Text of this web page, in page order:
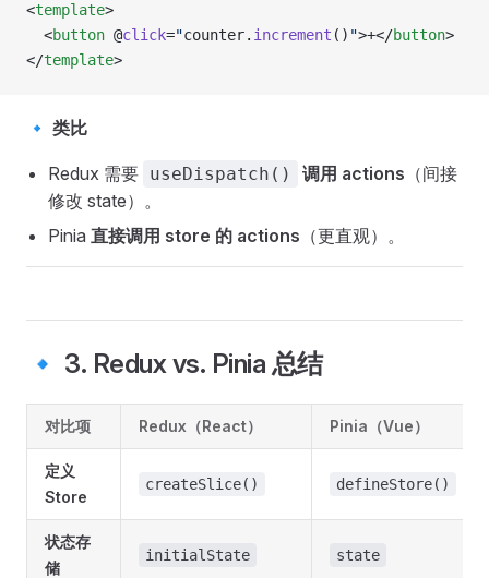
<template>
  <
button @click="counter. increment () ">+</button>
</template>
🔹 类比
Redux 需要 useDispatch() 调用 actions （间接
修改 state）。
Pinia 直接调用 store 的 actions （更直观）。
🔹 3. Redux vs. Pinia 总结
对比项 Redux（React） Pinia（Vue）
定义
Store
createSlice() defineStore()
状态存
储
initialState state